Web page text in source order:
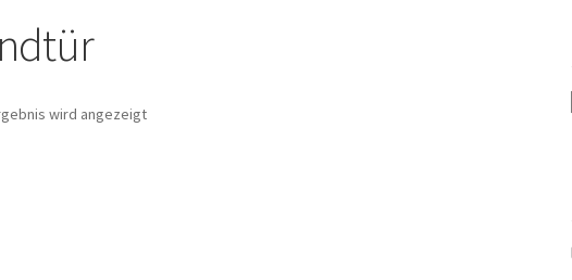
Felge ist für mein G-Modell 2018 verfügbar
Restore – Tune – Drive
w463
wird angezeigt